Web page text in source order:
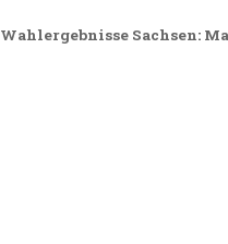
Wahlergebnisse Sachsen: